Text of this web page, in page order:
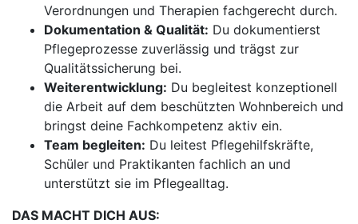
Verordnungen und Therapien fachgerecht durch.
Dokumentation & Qualität: Du dokumentierst
Pflegeprozesse zuverlässig und trägst zur
Qualitätssicherung bei.
Weiterentwicklung: Du begleitest konzeptionell
die Arbeit auf dem beschützten Wohnbereich und
bringst deine Fachkompetenz aktiv ein.
Team begleiten: Du leitest Pflegehilfskräfte,
Schüler und Praktikanten fachlich an und
unterstützt sie im Pflegealltag.
DAS MACHT DICH AUS: